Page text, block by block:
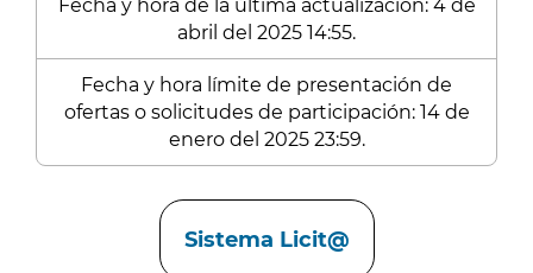
Fecha y hora de la última actualización: 4 de
abril del 2025 14:55.
Fecha y hora límite de presentación de
ofertas o solicitudes de participación: 14 de
enero del 2025 23:59.
Sistema Licit@